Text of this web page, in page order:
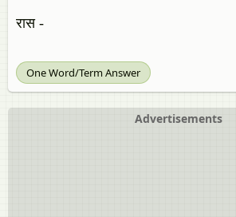
रास -
One Word/Term Answer
Advertisements